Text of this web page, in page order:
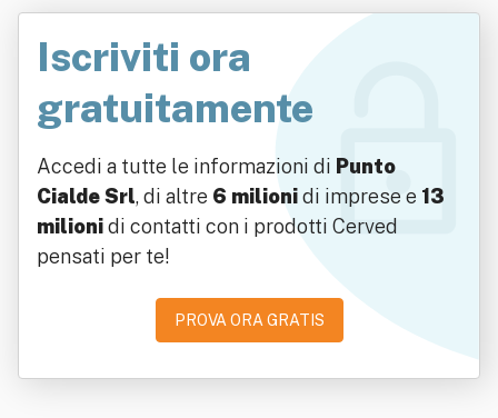
Iscriviti ora
gratuitamente
Accedi a tutte le informazioni di Punto
Cialde Srl, di altre 6 milionidi imprese e 13
milionidi contatti con i prodotti Cerved
pensati per te!
PROVA ORA GRATIS